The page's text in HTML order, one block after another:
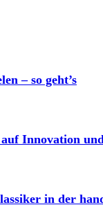
– so geht’s
Innovation
in der